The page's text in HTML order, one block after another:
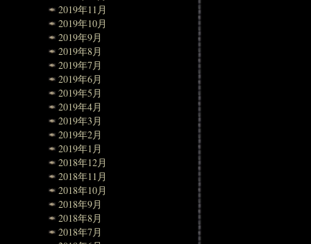
2019年11月
2019年10月
2019年9月
2019年8月
2019年7月
2019年6月
2019年5月
2019年4月
2019年3月
2019年2月
2019年1月
2018年12月
2018年11月
2018年10月
2018年9月
2018年8月
2018年7月